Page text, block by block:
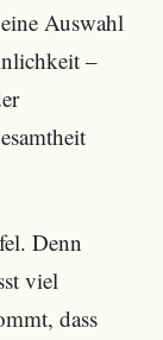
Auswahl
–
Denn
viel
dass